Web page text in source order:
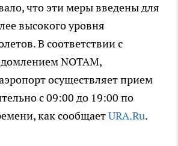
что эти меры введены для
высокого уровня
В соответствии с
NOTAM,
осуществляет прием
с 09:00 до 19:00 по
как сообщаетURA.Ru.